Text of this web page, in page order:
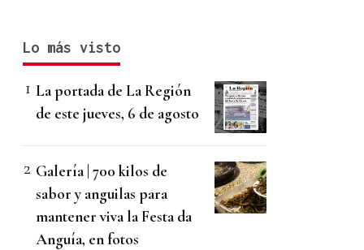
Lo más visto
La portada de La Región
de este jueves, 6 de agosto
Galería | 700 kilos de
sabor y anguilas para
mantener viva la Festa da
Anguía, en fotos